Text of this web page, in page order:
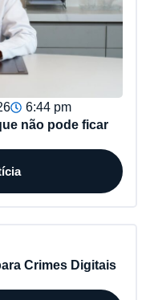
6:44 pm
não pode ficar
Crimes Digitais